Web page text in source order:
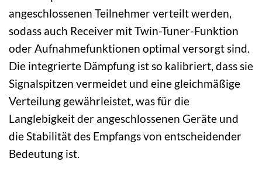
angeschlossenen Teilnehmer verteilt werden,
sodass auch Receiver mit Twin-Tuner-Funktion
oder Aufnahmefunktionen optimal versorgt sind.
Die integrierte Dämpfung ist so kalibriert, dass sie
Signalspitzen vermeidet und eine gleichmäßige
Verteilung gewährleistet, was für die
Langlebigkeit der angeschlossenen Geräte und
die Stabilität des Empfangs von entscheidender
Bedeutung ist.